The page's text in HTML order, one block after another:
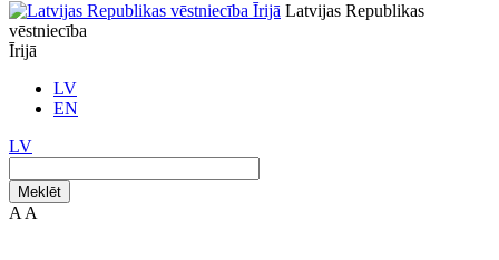
Latvijas Republikas
vēstniecība
Īrijā
LV
EN
LV
Meklēt
A A